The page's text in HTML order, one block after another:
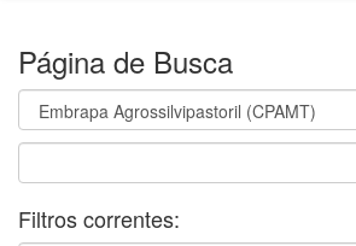
Página de Busca
Filtros correntes: